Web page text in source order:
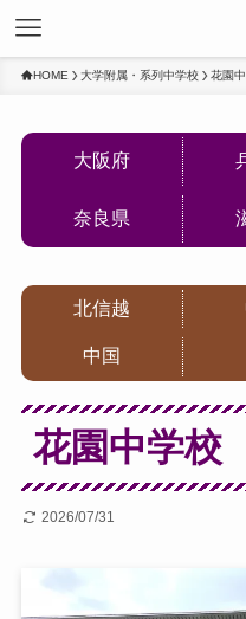
HOME 大学附属・系列中学校 花園
大阪府
奈良県
北信越
中国
花園中学校
2026/07/31